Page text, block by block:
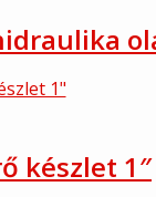
készlet 1″